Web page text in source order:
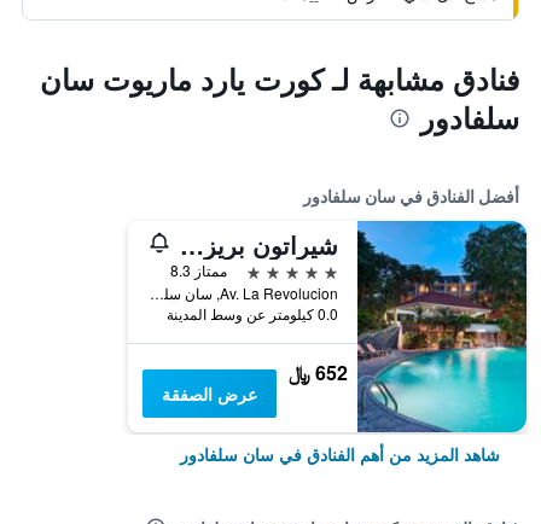
فنادق مشابهة لـ كورت يارد ماريوت سان
سلفادور
أفضل الفنادق في سان سلفادور
شيراتون بريزيدنتي سان سلفادور هوتل
5 نجوم
ممتاز 8.3
Av. La Revolucion, سان سلفادور, السلفادور
0.0 كيلومتر عن وسط المدينة
652 ﷼
عرض الصفقة
شاهد المزيد من أهم الفنادق في سان سلفادور